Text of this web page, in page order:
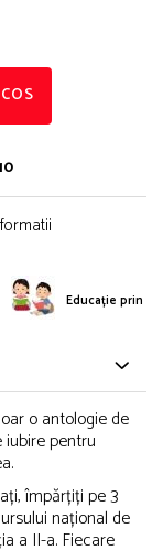
Educație prin
o antologie de
pentru
împărțiți pe 3
național de
a II-a. Fiecare